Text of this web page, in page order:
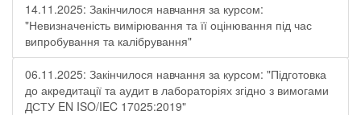
14.11.2025: Закінчилося навчання за курсом:
"Невизначеність вимірювання та її оцінювання під час
випробування та калібрування"
06.11.2025: Закінчилося навчання за курсом: "Підготовка
до акредитації та аудит в лабораторіях згідно з вимогами
ДСТУ EN ISO/IEC 17025:2019"